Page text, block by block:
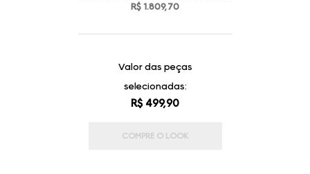
R$ 1.809,70
Valor das peças
selecionadas:
R$ 499,90
COMPRE O LOOK